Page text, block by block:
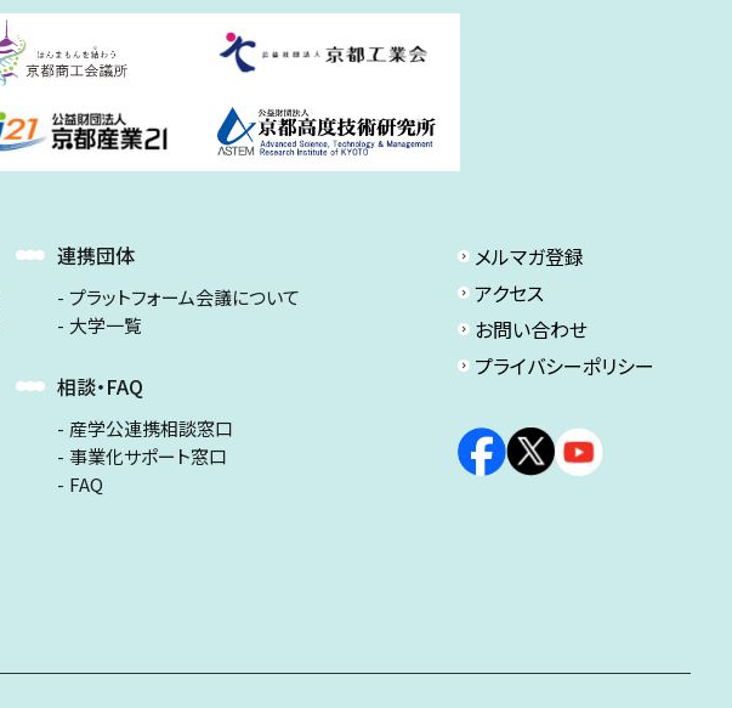
連携団体
プラットフォーム会議について
大学一覧
相談・FAQ
産学公連携相談窓口
事業化サポート窓口
FAQ
メルマガ登録
アクセス
お問い合わせ
プライバシーポリシー